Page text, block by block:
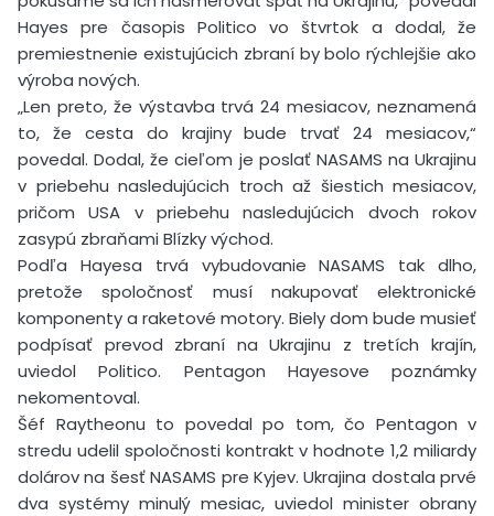
Hayes pre časopis Politico vo štvrtok a dodal, že
premiestnenie existujúcich zbraní by bolo rýchlejšie ako
výroba nových.
„Len preto, že výstavba trvá 24 mesiacov, neznamená
to, že cesta do krajiny bude trvať 24 mesiacov,“
povedal. Dodal, že cieľom je poslať NASAMS na Ukrajinu
v priebehu nasledujúcich troch až šiestich mesiacov,
pričom USA v priebehu nasledujúcich dvoch rokov
zasypú zbraňami Blízky východ.
Podľa Hayesa trvá vybudovanie NASAMS tak dlho,
pretože spoločnosť musí nakupovať elektronické
komponenty a raketové motory. Biely dom bude musieť
podpísať prevod zbraní na Ukrajinu z tretích krajín,
uviedol Politico. Pentagon Hayesove poznámky
nekomentoval.
Šéf Raytheonu to povedal po tom, čo Pentagon v
stredu udelil spoločnosti kontrakt v hodnote 1,2 miliardy
dolárov na šesť NASAMS pre Kyjev. Ukrajina dostala prvé
dva systémy minulý mesiac, uviedol minister obrany